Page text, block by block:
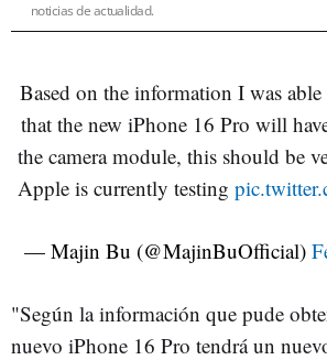
noticias de actualidad.
Based on the information I was
that the new iPhone 16 Pro will
the camera module, this should be
Apple is currently testing
— Majin Bu (@MajinBuOfficial)
"Según la información que pude
nuevo iPhone 16 Pro tendrá un